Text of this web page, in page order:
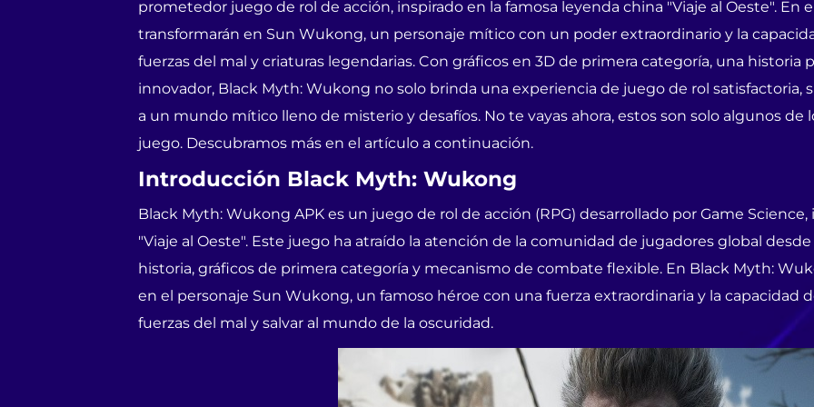
prometedor juego de rol de acción, inspirado en la famosa leyenda china "Viaje al Oeste". En
transformarán en Sun Wukong, un personaje mítico con un poder extraordinario y la
fuerzas del mal y criaturas legendarias. Con gráficos en 3D de primera categoría, una
innovador, Black Myth: Wukong no solo brinda una experiencia de juego de rol satisfactoria,
a un mundo mítico lleno de misterio y desafíos. No te vayas ahora, estos son solo algunos de
juego. Descubramos más en el artículo a continuación.
Introducción Black Myth: Wukong
Black Myth: Wukong APK es un juego de rol de acción (RPG) desarrollado por Game
"Viaje al Oeste". Este juego ha atraído la atención de la comunidad de jugadores global
historia, gráficos de primera categoría y mecanismo de combate flexible. En Black Myth:
en el personaje Sun Wukong, un famoso héroe con una fuerza extraordinaria y la capacidad
fuerzas del mal y salvar al mundo de la oscuridad.